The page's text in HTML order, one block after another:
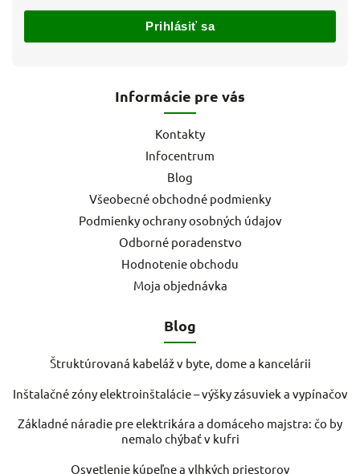
Informácie pre vás
Kontakty
Infocentrum
Blog
Všeobecné obchodné podmienky
Podmienky ochrany osobných údajov
Odborné poradenstvo
Hodnotenie obchodu
Moja objednávka
Blog
Štruktúrovaná kabeláž v byte, dome a kancelárii
Inštalačné zóny elektroinštalácie – výšky zásuviek a vypínačov
Základné náradie pre elektrikára a domáceho majstra: čo by
nemalo chýbať v kufri
Osvetlenie kúpeľne a vlhkých priestorov
Prihlásiť sa